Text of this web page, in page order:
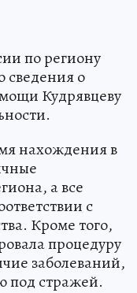
по региону
сведения о
Кудрявцеву
нахождения в
а все
с
Кроме того,
процедуру
заболеваний,
под стражей.